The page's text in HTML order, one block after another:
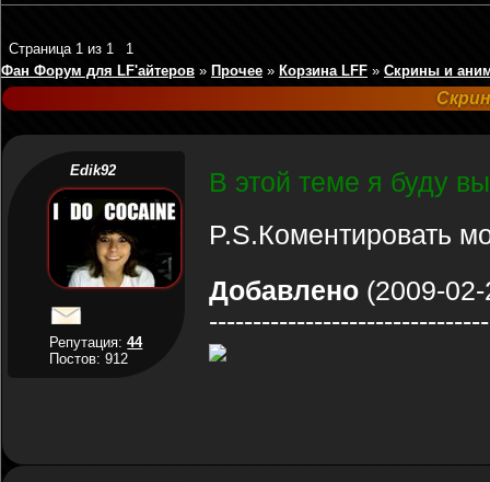
Страница 1 из 1
1
Фан Форум для LF'айтеров » Прочее » Корзина LFF » Скрины и
Edik92
Репутация:44
Постов: 912
В этой теме я буду
P.S.Коментировать
Добавлено(2009-02-